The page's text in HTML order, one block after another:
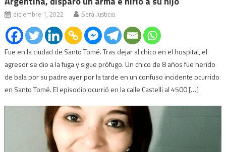
diciembre 1, 2022 Será Justicia
Fue en la ciudad de Santo Tomé. Tras dejar al chico en el hospital, el
agresor se dio a la fuga y sigue prófugo. Un chico de 8 años fue herido
de bala por su padre ayer por la tarde en un confuso incidente ocurrido
en Santo Tomé. El episodio ocurrió en la calle Castelli al 4500 […]